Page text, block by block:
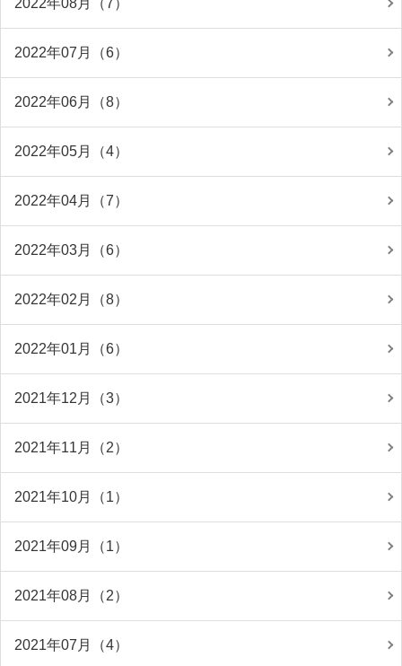
2022年07月（6）
2022年06月（8）
2022年05月（4）
2022年04月（7）
2022年03月（6）
2022年02月（8）
2022年01月（6）
2021年12月（3）
2021年11月（2）
2021年10月（1）
2021年09月（1）
2021年08月（2）
2021年07月（4）